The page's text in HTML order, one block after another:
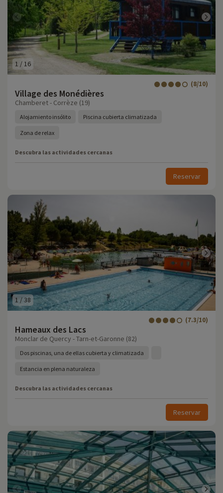
1 / 16
Village des Monédières
(8/10)
Chamberet - Corrèze (19)
Alojamiento insólito Piscina cubierta climatizada
Zona de relax
Descubra las actividades cercanas
Reservar
1 /38
Hameaux des Lacs
(7.3/10)
Monclar de Quercy - Tarn-et-Garonne (82)
Dos piscinas, una de ellas cubierta y climatizada
Estancia en plena naturaleza
Descubra las actividades cercanas
Reservar